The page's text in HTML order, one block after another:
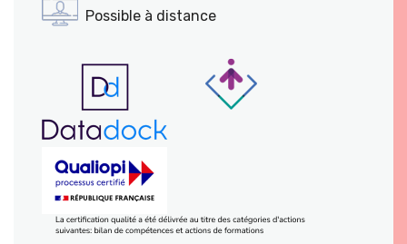
Possible à distance